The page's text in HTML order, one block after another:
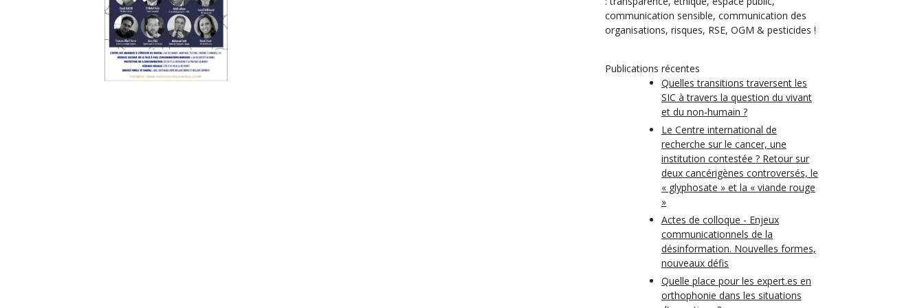
communication sensible, communication des
organisations, risques, RSE, OGM & pesticides !
Publications récentes
Quelles transitions traversent les
SIC à travers la question du vivant
et du non-humain ?
Le Centre international de
recherche sur le cancer, une
institution contestée ? Retour sur
deux cancérigènes controversés, le
« glyphosate » et la « viande rouge
»
Actes de colloque - Enjeux
communicationnels de la
désinformation. Nouvelles formes,
nouveaux défis
Quelle place pour les expert.es en
orthophonie dans les situations